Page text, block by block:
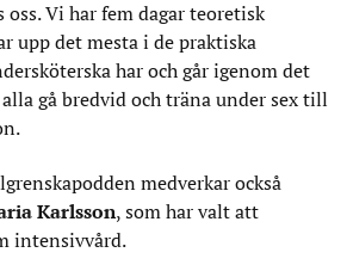
oss. Vi har fem dagar teoretisk
upp det mesta i de praktiska
har och går igenom det
gå bredvid och träna under sex till
medverkar också
Karlsson, som har valt att
intensivvård.